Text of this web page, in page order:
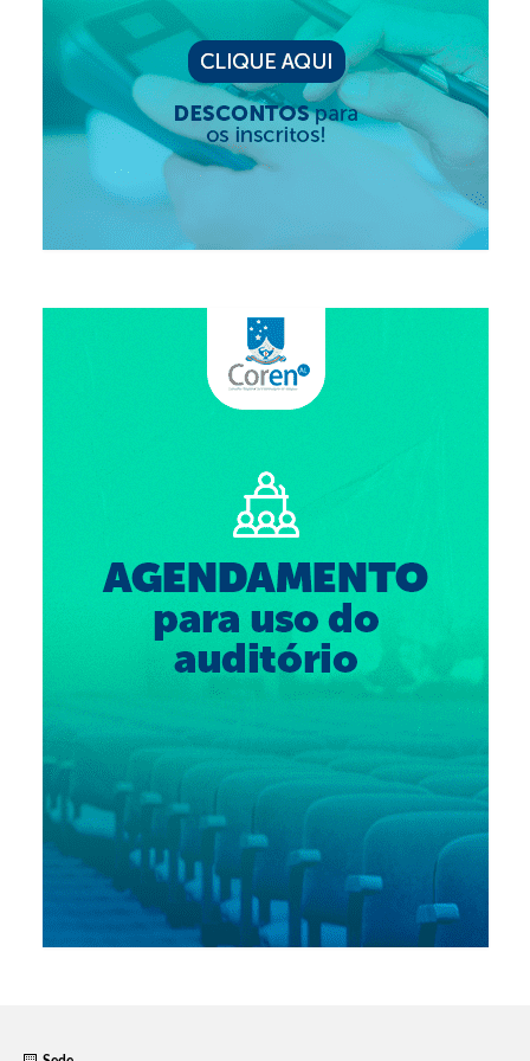
Editais e licitação
Eleições
Fiscalização
Responsabilidade Técnica
Legislações
Decisões
Desagravo Público
Suspensão do Exercício Profissional
Para Você
Procedimento para registro
Clube de Vantagens
Valores dos serviços
Reserva de auditório
Notícias
Ouvidoria
Contatos